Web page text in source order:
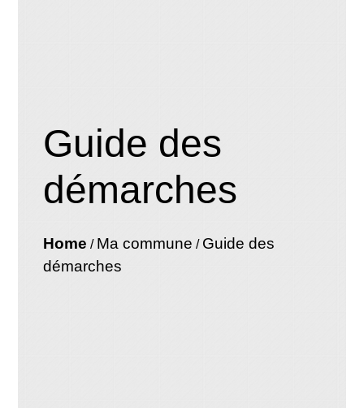
Guide des
démarches
Home / Ma commune / Guide des
démarches